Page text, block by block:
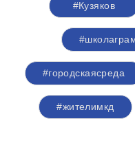
#Кузяков
#городскаясреда
#жителимкд